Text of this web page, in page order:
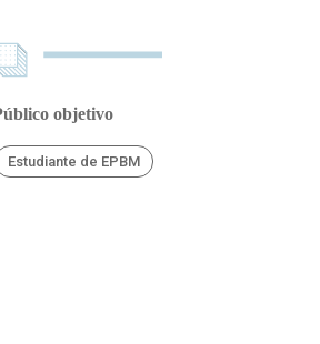
objetivo
Estudiante de EPBM